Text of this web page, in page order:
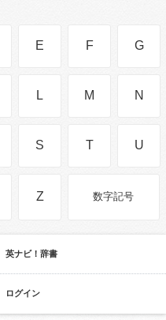
E F G
L M N
S T U
Z 数字記号
英ナビ！辞書
ログイン